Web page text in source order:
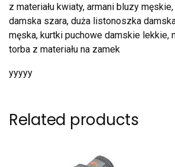
z materiału kwiaty, armani bluzy
damska szara, duża listonoszka
męska, kurtki puchowe damskie lekkie,
torba z materiału na zamek
yyyyy
Related products